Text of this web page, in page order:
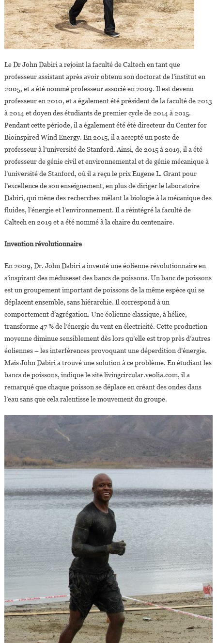
Le Dr John Dabiri a rejoint la faculté de Caltech en tant que
professeur assistant après avoir obtenu son doctorat de l’institut en
2005, et a été nommé professeur associé en 2009. Il est devenu
professeur en 2010, et a également été président de la faculté de 2013
à 2014 et doyen des étudiants de premier cycle de 2014 à 2015.
Pendant cette période, il a également été été directeur du Center for
Bioinspired Wind Energy. En 2015, il a accepté un poste de
professeur à l’université de Stanford. Ainsi, de 2015 à 2019, il a été
professeur de génie civil et environnemental et de génie mécanique à
l’université de Stanford, où il a reçu le prix Eugene L. Grant pour
l’excellence de son enseignement, en plus de diriger le laboratoire
Dabiri, qui mène des recherches mêlant la biologie à la mécanique des
fluides, l’énergie et l’environnement. Il a réintégré la faculté de
Caltech en 2019 et a été nommé à la chaire du centenaire.
Invention révolutionnaire
En 2009, Dr. John Dabiri a inventé une éolienne révolutionnaire en
s’inspirant des méduseset des bancs de poissons. Un banc de poissons
est un groupement important de poissons de la même espèce qui se
déplacent ensemble, sans hiérarchie. Il correspond à un
comportement d’agrégation. Une éolienne classique, à hélice,
transforme 47 % de l’énergie du vent en électricité. Cette production
moyenne diminue sensiblement dès lors qu’elle est trop près d’autres
éoliennes – les interférences provoquant une déperdition d’énergie.
Mais John Dabiri a trouvé une solution à ce problème. En étudiant les
bancs de poissons, indique le site livingcircular.veolia.com, il a
remarqué que chaque poisson se déplace en créant des ondes dans
l’eau sans que cela ralentisse le mouvement du groupe.